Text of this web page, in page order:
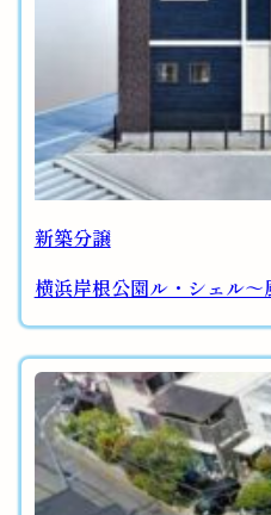
新築分譲
横浜岸根公園ル・シェル～